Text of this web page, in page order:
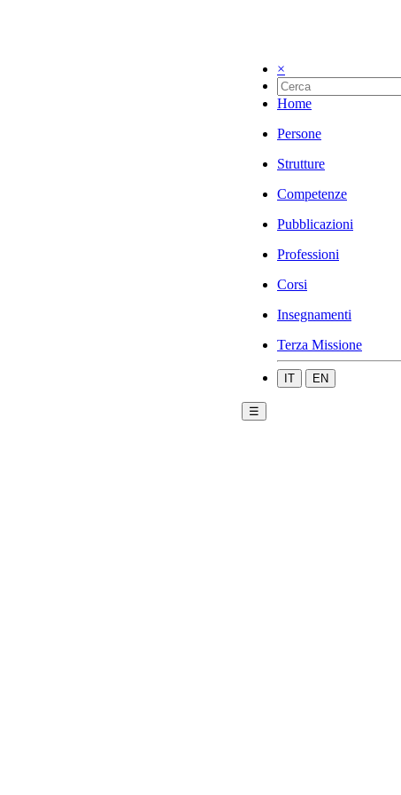
×
Home
Persone
Strutture
Competenze
Pubblicazioni
Professioni
Corsi
Insegnamenti
Terza Missione
IT EN
☰